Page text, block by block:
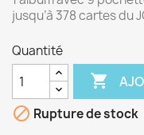
jusqu’à 378 cartes du
Quantité

 Rupture de stock